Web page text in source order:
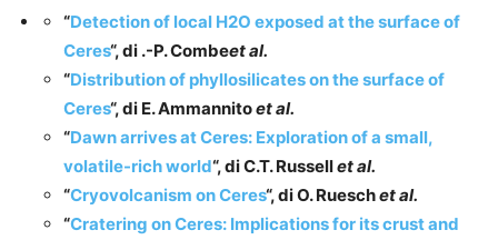
“Detection of local H2O exposed at the surface of
Ceres“, di .-P. Combeet al.
“Distribution of phyllosilicates on the surface of
Ceres“, di E. Ammannitoet al.
“Dawn arrives at Ceres: Exploration of a small,
volatile-rich world“, di C.T. Russellet al.
“Cryovolcanism on Ceres“, di O. Rueschet al.
“Cratering on Ceres: Implications for its crust and